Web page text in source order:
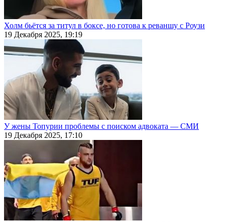
Холм бьётся за титул в боксе, но готова к реваншу с Роузи
19 Декабря 2025, 19:19
У жены Топурии проблемы с поиском адвоката — СМИ
19 Декабря 2025, 17:10